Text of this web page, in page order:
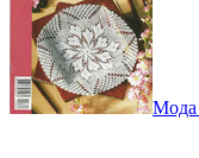
Мода